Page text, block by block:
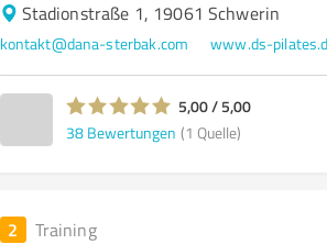
Stadionstraße 1, 19061 Schwerin
kontakt@dana-sterbak.com www.ds-
5,00 / 5,00
38 Bewertungen (1 Quelle)
2 Training